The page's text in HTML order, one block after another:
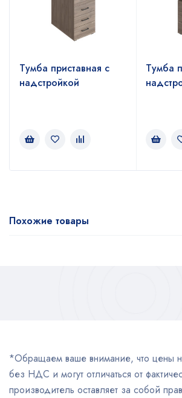
Тумба приставная с
надстройкой
Тумба
Похожие товары
*Обращаем ваше внимание, что цены
без НДС и могут отличаться от
производитель оставляет за собой